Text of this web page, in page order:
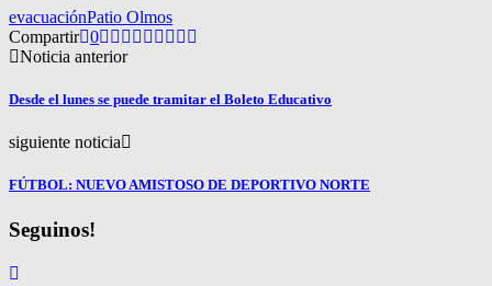
evacuaciónPatio Olmos
Compartir 0
Noticia anterior
Desde el lunes se puede tramitar el Boleto Educativo
siguiente noticia
FÚTBOL: NUEVO AMISTOSO DE DEPORTIVO NORTE
Seguinos!